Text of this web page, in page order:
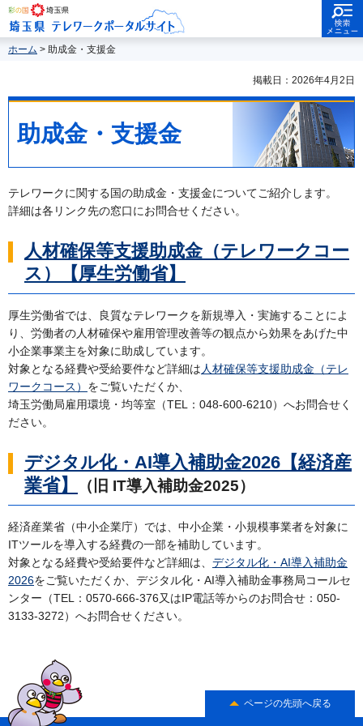
埼玉県
埼玉県テレワークポータルサイ
ト
検索・メニ
ュー
ホーム > 助成金・支援金
掲載日：2026年4月2日
助成金・支援金
テレワークに関する国の助成金・支援金についてご紹介します。
詳細は各リンク先の窓口にお問合せください。
人材確保等支援助成金（テレワークコー
ス）【厚生労働省】
厚生労働省では、良質なテレワークを新規導入・実施することによ
り、労働者の人材確保や雇用管理改善等の観点から効果をあげた中
小企業事業主を対象に助成しています。
対象となる経費や受給要件など詳細は 人材確保等支援助成金（テレ
ワークコース） をご覧いただくか、
埼玉労働局雇用環境・均等室（TEL：048-600-6210）へお問合せく
ださい。
デジタル化・AI導入補助金2026【経済産
業省】
（旧 IT導入補助金2025）
経済産業省（中小企業庁）では、中小企業・小規模事業者を対象に
ITツールを導入する経費の一部を補助しています。
対象となる経費や受給要件など詳細は、 デジタル化・AI導入補助金
2026をご覧いただくか、デジタル化・AI導入補助金事務局コールセ
ンター（TEL：0570-666-376又はIP電話等からのお問合せ：050-
3133-3272）へお問合せください。
ページの先頭へ戻る